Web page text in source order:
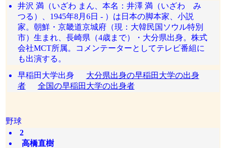
井沢 満（いざわ まん、本名：井澤 満（いざわ み
つる）、1945年8月6日 - ）は日本の脚本家、小説
家。朝鮮・京畿道京城府（現：大韓民国ソウル特別
市）生まれ、長崎県（4歳まで）・大分県出身。株式
会社MCT所属。コメンテーターとしてテレビ番組に
も出演する。
早稲田大学出身 大分県出身の早稲田大学の出身
者
全国の早稲田大学の出身者
野球
2
高橋直樹